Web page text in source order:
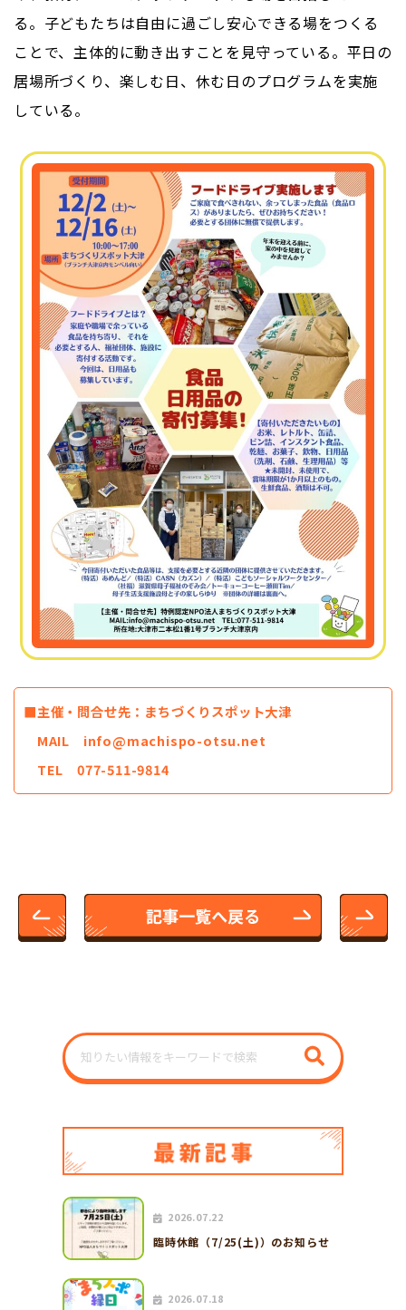
る。子どもたちは自由に過ごし安心できる場をつくる
ことで、主体的に動き出すことを見守っている。平日の
居場所づくり、楽しむ日、休む日のプログラムを実施
している。
■主催・問合せ先：まちづくりスポット大津
MAIL info@machispo-otsu.net
TEL 077-511-9814
2026.07.22
臨時休館（7/25(土)）のお知らせ
2026.07.18